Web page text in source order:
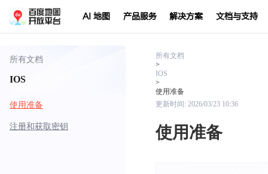
AI 地图 产品服务 解决方案 文档与支持
所有文档
IOS
使用准备
注册和获取密钥
所有文档
>
IOS
>
使用准备
更新时间: 2026/03/23 10:36
使用准备